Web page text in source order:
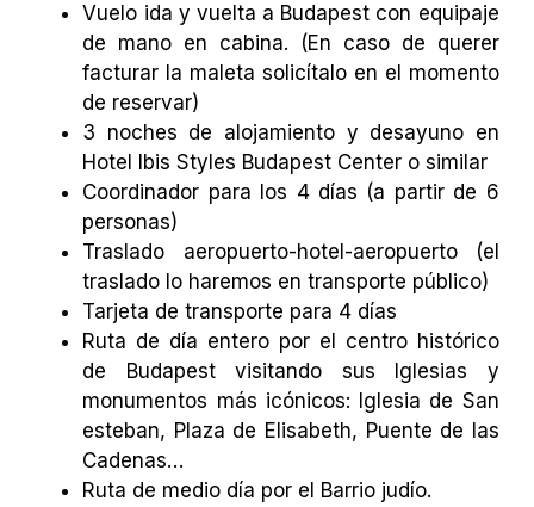
Vuelo ida y vuelta a Budapest con equipaje
de mano en cabina. (En caso de querer
facturar la maleta solicítalo en el momento
de reservar)
3 noches de alojamiento y desayuno en
Hotel Ibis Styles Budapest Center o similar
Coordinador para los 4 días (a partir de 6
personas)
Traslado aeropuerto-hotel-aeropuerto (el
traslado lo haremos en transporte público)
Tarjeta de transporte para 4 días
Ruta de día entero por el centro histórico
de Budapest visitando sus Iglesias y
monumentos más icónicos: Iglesia de San
esteban, Plaza de Elisabeth, Puente de las
Cadenas…
Ruta de medio día por el Barrio judío.